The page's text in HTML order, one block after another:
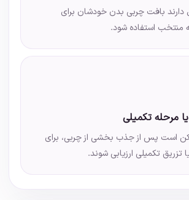
دارند بافت چربی بدن خودشان برای
استفاده شود.
مرحله تکمیلی
است پس از جذب بخشی از چربی، برای
تکمیلی ارزیابی شوند.